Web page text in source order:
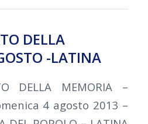
DELLA
-LATINA
DELLA MEMORIA –
4 agosto 2013 –